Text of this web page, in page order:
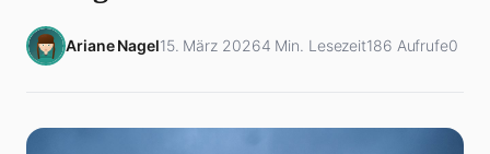
Ariane Nagel15. März 20264 Min. Lesezeit186 Aufrufe0